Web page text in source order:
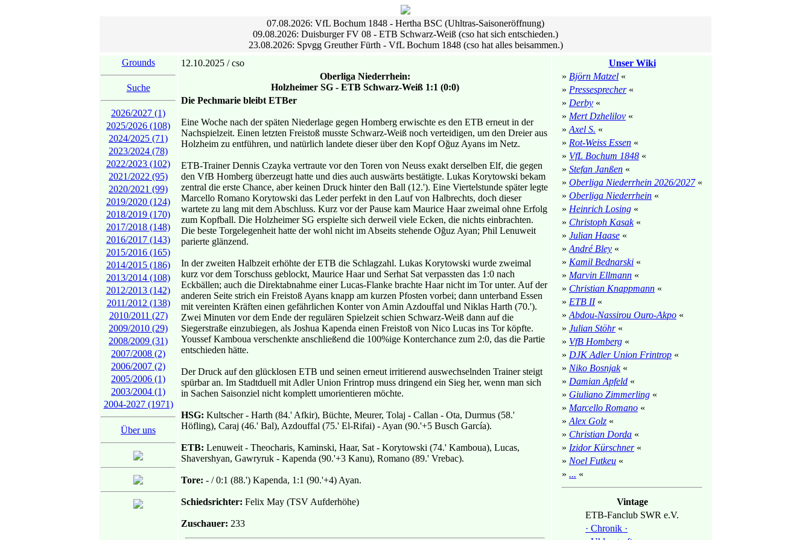
07.08.2026: VfL Bochum 1848 - Hertha BSC (Uhltras-Saisoneröffnung)
09.08.2026: Duisburger FV 08 - ETB Schwarz-Weiß (cso hat sich entschieden.)
23.08.2026: Spvgg Greuther Fürth - VfL Bochum 1848 (cso hat alles beisammen.)
Grounds
Suche
2026/2027 (1)
2025/2026 (108)
2024/2025 (71)
2023/2024 (78)
2022/2023 (102)
2021/2022 (95)
2020/2021 (99)
2019/2020 (124)
2018/2019 (170)
2017/2018 (148)
2016/2017 (143)
2015/2016 (165)
2014/2015 (186)
2013/2014 (108)
2012/2013 (142)
2011/2012 (138)
2010/2011 (27)
2009/2010 (29)
2008/2009 (31)
2007/2008 (2)
2006/2007 (2)
2005/2006 (1)
2003/2004 (1)
2004-2027 (1971)
Über uns
12.10.2025 / cso
Oberliga Niederrhein:
Holzheimer SG - ETB Schwarz-Weiß 1:1 (0:0)
Die Pechmarie bleibt ETBer
Eine Woche nach der späten Niederlage gegen Homberg erwischte es den ETB erneut in der
Nachspielzeit. Einen letzten Freistoß musste Schwarz-Weiß noch verteidigen, um den Dreier aus
Holzheim zu entführen, und natürlich landete dieser über den Kopf Oğuz Ayans im Netz.
ETB-Trainer Dennis Czayka vertraute vor den Toren von Neuss exakt derselben Elf, die gegen
den VfB Homberg überzeugt hatte und dies auch auswärts bestätigte. Lukas Korytowski bekam
zentral die erste Chance, aber keinen Druck hinter den Ball (12.'). Eine Viertelstunde später legte
Marcello Romano Korytowski das Leder perfekt in den Lauf von Halbrechts, doch dieser
wartete zu lang mit dem Abschluss. Kurz vor der Pause kam Maurice Haar zweimal ohne Erfolg
zum Kopfball. Die Holzheimer SG erspielte sich derweil viele Ecken, die nichts einbrachten.
Die beste Torgelegenheit hatte der wohl nicht im Abseits stehende Oğuz Ayan; Phil Lenuweit
parierte glänzend.
In der zweiten Halbzeit erhöhte der ETB die Schlagzahl. Lukas Korytowski wurde zweimal
kurz vor dem Torschuss geblockt, Maurice Haar und Serhat Sat verpassten das 1:0 nach
Eckbällen; auch die Direktabnahme einer Lucas-Flanke brachte Haar nicht im Tor unter. Auf der
anderen Seite strich ein Freistoß Ayans knapp am kurzen Pfosten vorbei; dann unterband Essen
mit vereinten Kräften einen gefährlichen Konter von Amin Azdouffal und Niklas Harth (70.').
Zwei Minuten vor dem Ende der regulären Spielzeit schien Schwarz-Weiß dann auf die
Siegerstraße einzubiegen, als Joshua Kapenda einen Freistoß von Nico Lucas ins Tor köpfte.
Youssef Kamboua verschenkte anschließend die 100%ige Konterchance zum 2:0, das die Partie
entschieden hätte.
Der Druck auf den glücklosen ETB und seinen erneut irritierend auswechselnden Trainer steigt
spürbar an. Im Stadtduell mit Adler Union Frintrop muss dringend ein Sieg her, wenn man sich
in Sachen Saisonziel nicht komplett umorientieren möchte.
HSG: Kultscher - Harth (84.' Afkir), Büchte, Meurer, Tolaj - Callan - Ota, Durmus (58.'
Höfling), Caraj (46.' Bal), Azdouffal (75.' El-Rifai) - Ayan (90.'+5 Busch García).
ETB: Lenuweit - Theocharis, Kaminski, Haar, Sat - Korytowski (74.' Kamboua), Lucas,
Shavershyan, Gawryruk - Kapenda (90.'+3 Kanu), Romano (89.' Vrebac).
Tore: - / 0:1 (88.') Kapenda, 1:1 (90.'+4) Ayan.
Schiedsrichter: Felix May (TSV Aufderhöhe)
Zuschauer: 233
Unser Wiki
» Björn Matzel «
» Pressesprecher«
» Derby «
» Mert Dzhelilov «
» Axel S. «
» Rot-Weiss Essen «
» VfL Bochum 1848 «
» Stefan Janßen «
» Oberliga Niederrhein 2026/2027«
» Oberliga Niederrhein «
» Heinrich Losing «
» Christoph Kasak«
» Julian Haase «
» André Bley «
» Kamil Bednarski «
» Marvin Ellmann «
» Christian Knappmann «
» ETB II«
» Abdou-Nassirou Ouro-Akpo «
» Julian Stöhr«
» VfB Homberg «
» DJK Adler Union Frintrop «
» Niko Bosnjak«
» Damian Apfeld «
» Giuliano Zimmerling «
» Marcello Romano «
» Alex Golz «
» Christian Dorda «
» Izidor Kürschner«
» Noel Futkeu «
» ... «
Vintage
ETB-Fanclub SWR e.V.
· Chronik ·